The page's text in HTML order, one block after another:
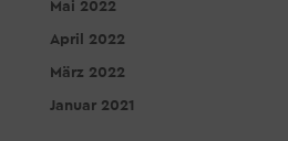
Mai 2022
April 2022
März 2022
Januar 2021